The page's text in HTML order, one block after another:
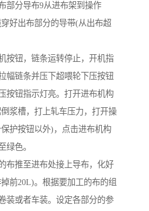
部分导布9从进布架到操作
好出布部分的导带(从出布超
按钮，链条运转停止，开机指
幅链条并压下超喂轮下压按钮
按钮指示灯亮。打开进布机构
浆槽，打上轧车压力，打开操
护按钮以外)，点击进布机构
绿色。
布推至进布处接上导布，化好
前20L)。根据要加工的布的组
装或者车装。设定各部分的参